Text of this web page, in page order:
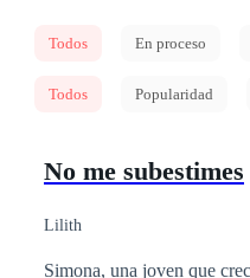
Todos En proceso
Todos Popularidad
No me subestimes
Lilith
Simona, una joven que